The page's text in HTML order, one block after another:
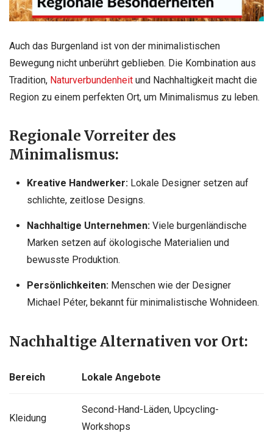
Auch das Burgenland ist von der minimalistischen
Bewegung nicht unberührt geblieben. Die Kombination aus
Tradition, Naturverbundenheit und Nachhaltigkeit macht die
Region zu einem perfekten Ort, um Minimalismus zu leben.
Regionale Vorreiter des
Minimalismus:
Kreative Handwerker:Lokale Designer setzen auf
schlichte, zeitlose Designs.
Nachhaltige Unternehmen:Viele burgenländische
Marken setzen auf ökologische Materialien und
bewusste Produktion.
Persönlichkeiten:Menschen wie der Designer
Michael Péter, bekannt für minimalistische Wohnideen.
Nachhaltige Alternativen vor Ort:
Bereich Lokale Angebote
Kleidung
Second-Hand-Läden, Upcycling-
Workshops